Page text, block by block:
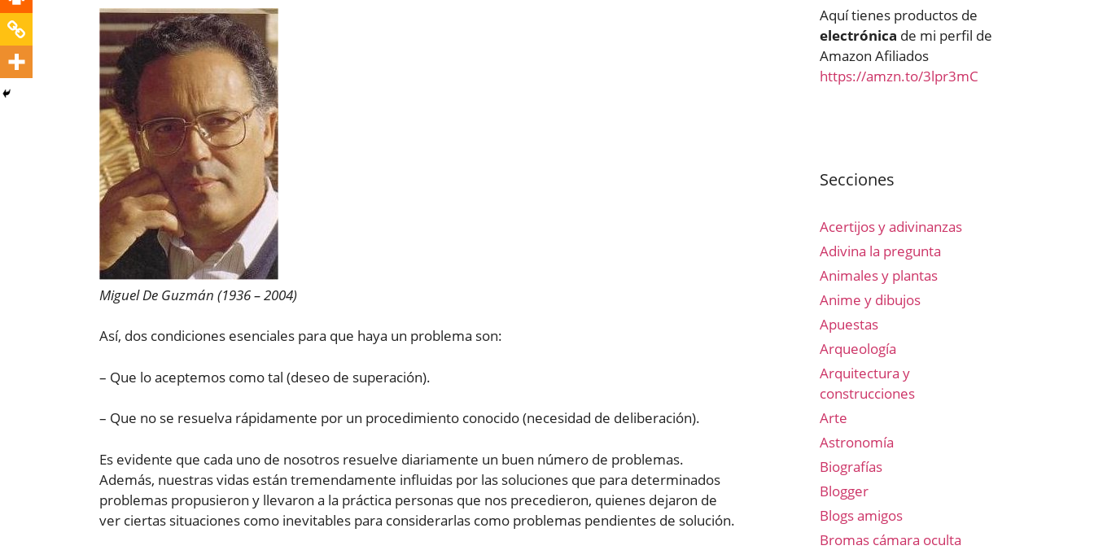
Miguel De Guzmán (1936 – 2004)
Así, dos condiciones esenciales para que haya un problema son:
– Que lo aceptemos como tal (deseo de superación).
– Que no se resuelva rápidamente por un procedimiento conocido (necesidad de deliberación).
Es evidente que cada uno de nosotros resuelve diariamente un buen número de problemas.
Además, nuestras vidas están tremendamente influidas por las soluciones que para determinados
problemas propusieron y llevaron a la práctica personas que nos precedieron, quienes dejaron de
ver ciertas situaciones como inevitables para considerarlas como problemas pendientes de solución.
Aquí tienes productos de
electrónica de mi perfil de
Amazon Afiliados
https://amzn.to/3lpr3mC
Secciones
Acertijos y adivinanzas
Adivina la pregunta
Animales y plantas
Anime y dibujos
Apuestas
Arqueología
Arquitectura y
construcciones
Arte
Astronomía
Biografías
Blogger
Blogs amigos
Bromas cámara oculta